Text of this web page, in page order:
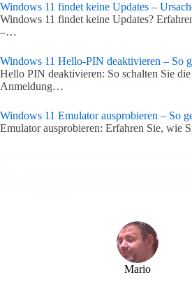
Windows 11 findet keine Updates –
Windows 11 findet keine Updates?
–…
Windows 11 Hello-PIN deaktivieren – So
Hello PIN deaktivieren: So schalten Sie
Anmeldung…
Windows 11 Emulator ausprobieren – So
Emulator ausprobieren: Erfahren Sie, wie
Mario